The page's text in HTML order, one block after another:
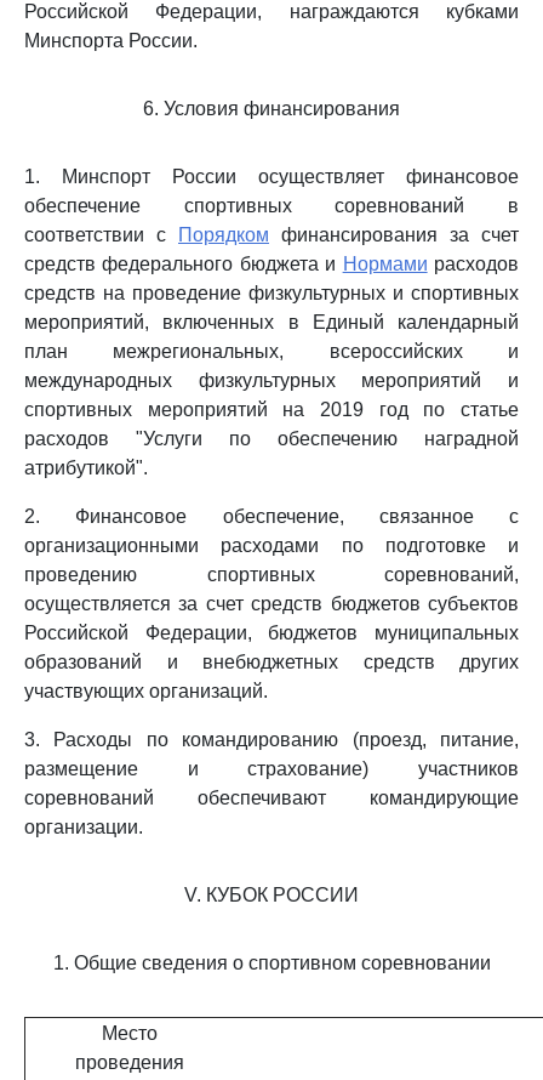
Российской Федерации, награждаются кубками
Минспорта России.
6. Условия финансирования
1. Минспорт России осуществляет финансовое
обеспечение спортивных соревнований в
соответствии с
Порядком финансирования за счет
средств федерального бюджета и Нормами расходов
средств на проведение физкультурных и спортивных
мероприятий, включенных в Единый календарный
план межрегиональных, всероссийских и
международных физкультурных мероприятий и
спортивных мероприятий на 2019 год по статье
расходов "Услуги по обеспечению наградной
атрибутикой".
2. Финансовое обеспечение, связанное с
организационными расходами по подготовке и
проведению спортивных соревнований,
осуществляется за счет средств бюджетов субъектов
Российской Федерации, бюджетов муниципальных
образований и внебюджетных средств других
участвующих организаций.
3. Расходы по командированию (проезд, питание,
размещение и страхование) участников
соревнований обеспечивают командирующие
организации.
V. КУБОК РОССИИ
1. Общие сведения о спортивном соревновании
Место
проведения